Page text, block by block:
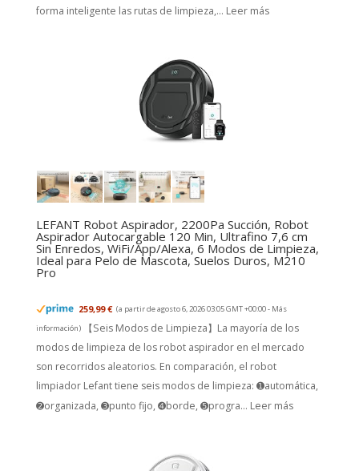
forma inteligente las rutas de limpieza,... Leer más
LEFANT Robot Aspirador, 2200Pa Succión, Robot
Aspirador Autocargable 120 Min, Ultrafino 7,6 cm
Sin Enredos, WiFi/App/Alexa, 6 Modos de Limpieza,
Ideal para Pelo de Mascota, Suelos Duros, M210
Pro
259,99 € (a partir de agosto 6, 2026 03:05 GMT +00:00 - Más
información)
【Seis Modos de Limpieza】La mayoría de los
modos de limpieza de los robot aspirador en el mercado
son recorridos aleatorios. En comparación, el robot
limpiador Lefant tiene seis modos de limpieza: ➊automática,
➋organizada, ➌punto fijo, ➍borde, ➎progra... Leer más